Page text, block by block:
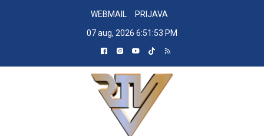
WEBMAIL
PRIJAVA
07 aug, 2026 6:51:54 PM